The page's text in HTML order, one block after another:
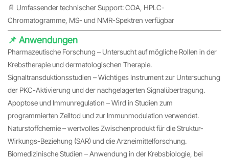
📄 Umfassender technischer Support: COA, HPLC-
Chromatogramme, MS- und NMR-Spektren verfügbar
📌 Anwendungen
Pharmazeutische Forschung – Untersucht auf mögliche Rollen in der
Krebstherapie und dermatologischen Therapie.
Signaltransduktionsstudien – Wichtiges Instrument zur Untersuchung
der PKC-Aktivierung und der nachgelagerten Signalübertragung.
Apoptose und Immunregulation – Wird in Studien zum
programmierten Zelltod und zur Immunmodulation verwendet.
Naturstoffchemie – wertvolles Zwischenprodukt für die Struktur-
Wirkungs-Beziehung (SAR) und die Arzneimittelforschung.
Biomedizinische Studien – Anwendung in der Krebsbiologie, bei